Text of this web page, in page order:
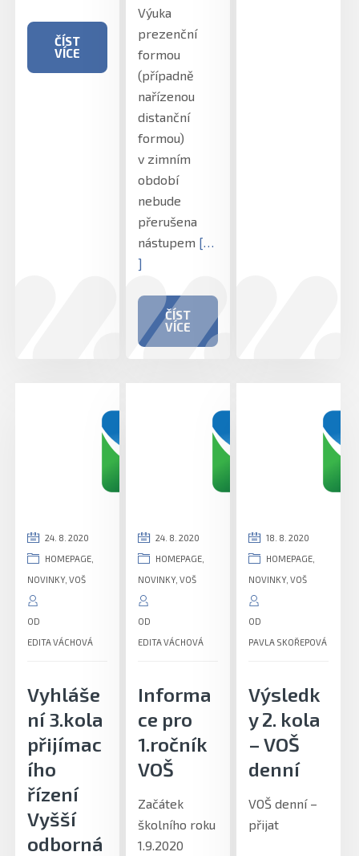
ČÍST
VÍCE
Výuka
prezenční
formou
(případně
nařízenou
distanční
formou)
v zimním
období
nebude
přerušena
nástupem […
]
ČÍST
VÍCE
24. 8. 2020
HOMEPAGE
NOVINKY,VOŠ
OD
EDITA VÁCHOVÁ
Vyhláše
ní 3.kola
přijímac
ího
řízení
Vyšší
odborná
24. 8. 2020
HOMEPAGE
NOVINKY,VOŠ
OD
EDITA VÁCHOVÁ
Informa
ce pro
1.ročník
VOŠ
Začátek
školního roku
1.9.2020
18. 8. 2020
HOMEPAGE
NOVINKY,VOŠ
OD
PAVLA SKOŘEPOVÁ
Výsledk
y 2. kola
– VOŠ
denní
VOŠ denní –
přijat